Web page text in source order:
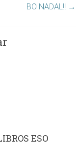
BO NADAL!! →
ESO